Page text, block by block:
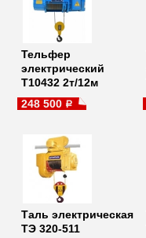
Тельфер
электрический
Т10432 2т/12м
248 500 a
Таль электрическая
ТЭ 320-511